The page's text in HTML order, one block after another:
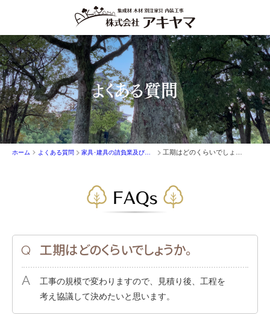
よくある質問
ホーム よくある質問 家具･建具の請負業及び内装工事 工期はどのくらいでしょうか。
FAQs
工期はどのくらいでしょうか。
工事の規模で変わりますので、見積り後、工程を
考え協議して決めたいと思います。